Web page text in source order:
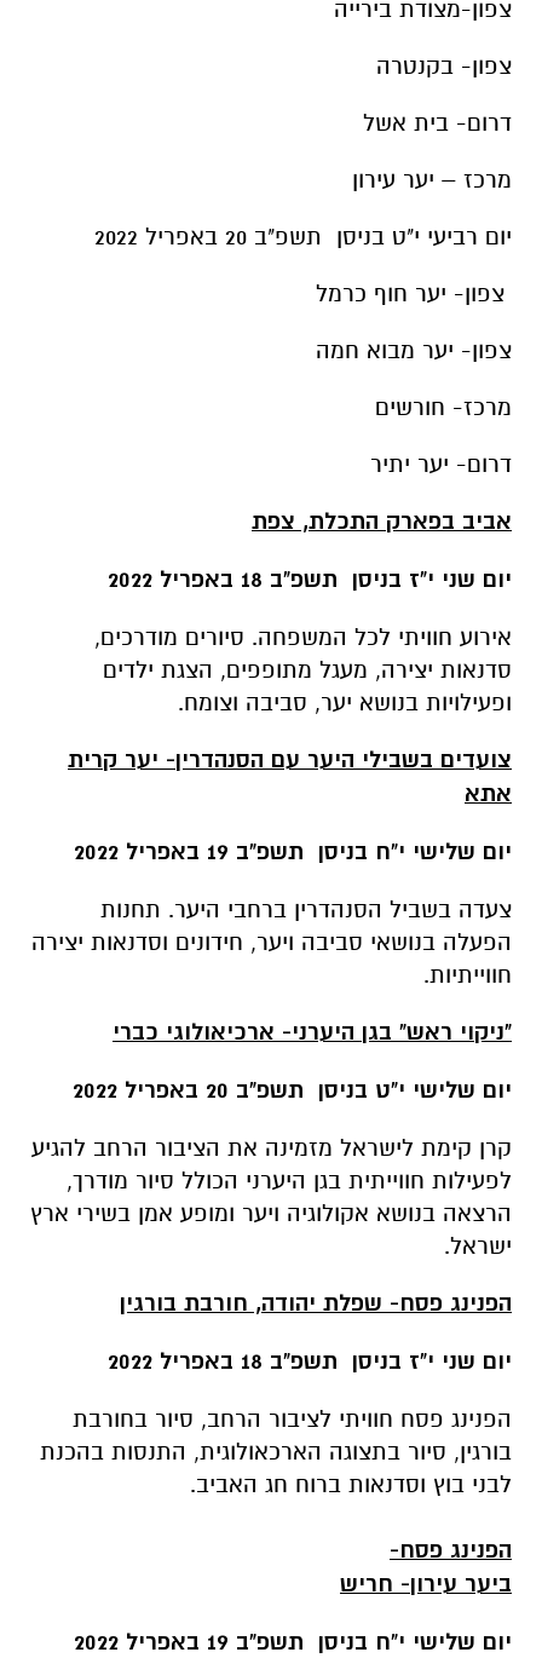
צפון-מצודת בירייה
צפון- בקנטרה
דרום- בית אשל
מרכז – יער עירון
יום רביעי י"ט בניסן תשפ"ב 20 באפריל 2022
צפון- יער חוף כרמל
צפון- יער מבוא חמה
מרכז- חורשים
דרום- יער יתיר
אביב בפארק התכלת, צפת
יום שני י"ז בניסן תשפ"ב 18 באפריל 2022
אירוע חוויתי לכל המשפחה. סיורים מודרכים,
סדנאות יצירה, מעגל מתופפים, הצגת ילדים
ופעילויות בנושא יער, סביבה וצומח.
צועדים בשבילי היער עם הסנהדרין- יער קרית
אתא
יום שלישי י"ח בניסן תשפ"ב 19 באפריל 2022
צעדה בשביל הסנהדרין ברחבי היער. תחנות
הפעלה בנושאי סביבה ויער, חידונים וסדנאות יצירה
חווייתיות.
"ניקוי ראש" בגן היערני- ארכיאולוגי כברי
יום שלישי י"ט בניסן תשפ"ב 20 באפריל 2022
קרן קימת לישראל מזמינה את הציבור הרחב להגיע
לפעילות חווייתית בגן היערני הכולל סיור מודרך,
הרצאה בנושא אקולוגיה ויער ומופע אמן בשירי ארץ
ישראל.
הפנינג פסח- שפלת יהודה, חורבת בורגין
יום שני י"ז בניסן תשפ"ב 18 באפריל 2022
הפנינג פסח חוויתי לציבור הרחב, סיור בחורבת
בורגין, סיור בתצוגה הארכאולוגית, התנסות בהכנת
לבני בוץ וסדנאות ברוח חג האביב.
הפנינג פסח-
ביער עירון- חריש
יום שלישי י"ח בניסן תשפ"ב 19 באפריל 2022